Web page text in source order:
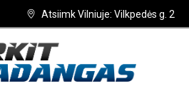
Atsiimk Vilniuje: Vilkpedės g. 2